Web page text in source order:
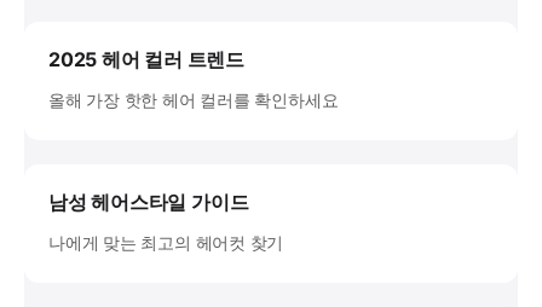
2025 헤어 컬러 트렌드
올해 가장 핫한 헤어 컬러를 확인하세요
남성 헤어스타일 가이드
나에게 맞는 최고의 헤어컷 찾기